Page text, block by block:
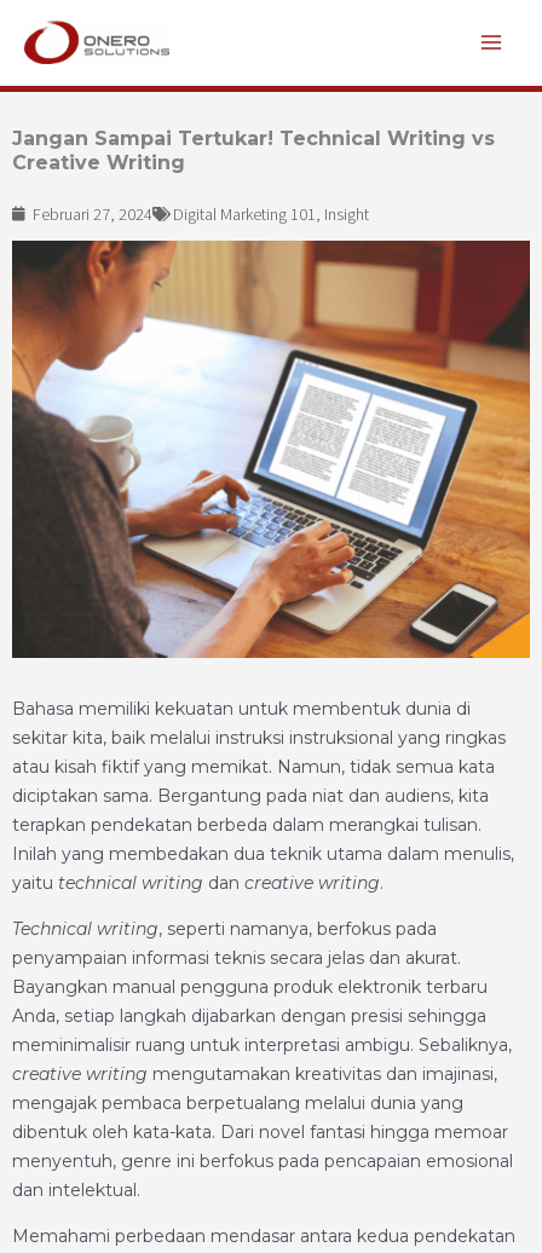
Lewati
Jangan Sampai Tertukar! Technical Writing vs
Creative Writing
Februari 27, 2024 Digital Marketing 101, Insight
Bahasa memiliki kekuatan untuk membentuk dunia di
sekitar kita, baik melalui instruksi instruksional yang ringkas
atau kisah fiktif yang memikat. Namun, tidak semua kata
diciptakan sama. Bergantung pada niat dan audiens, kita
terapkan pendekatan berbeda dalam merangkai tulisan.
Inilah yang membedakan dua teknik utama dalam menulis,
yaitu technical writing dan creative writing.
Technical writing, seperti namanya, berfokus pada
penyampaian informasi teknis secara jelas dan akurat.
Bayangkan manual pengguna produk elektronik terbaru
Anda, setiap langkah dijabarkan dengan presisi sehingga
meminimalisir ruang untuk interpretasi ambigu. Sebaliknya,
creative writing mengutamakan kreativitas dan imajinasi,
mengajak pembaca berpetualang melalui dunia yang
dibentuk oleh kata-kata. Dari novel fantasi hingga memoar
menyentuh, genre ini berfokus pada pencapaian emosional
dan intelektual.
Memahami perbedaan mendasar antara kedua pendekatan